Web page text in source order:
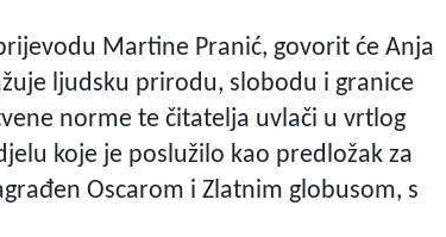
Martine Pranić, govorit će Anja
ljudsku prirodu, slobodu i granice
norme te čitatelja uvlači u vrtlog
koje je poslužilo kao predložak za
Oscarom i Zlatnim globusom, s